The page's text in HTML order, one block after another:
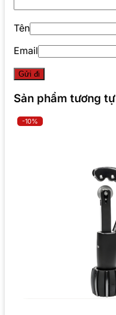
Tên
Email
Sản phẩm tương tự
-10%